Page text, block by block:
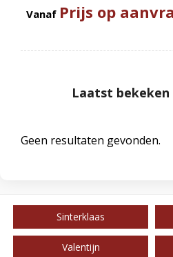
Vanaf Prijs op
Laatst
Geen resultaten gevonden.
Sinterklaas
Valentijn